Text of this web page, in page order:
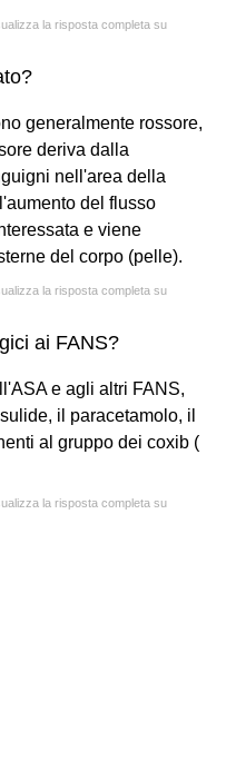
la risposta completa su
generalmente rossore,
deriva dalla
nell'area della
del flusso
e viene
del corpo (pelle).
la risposta completa su
ai FANS?
e agli altri FANS,
il paracetamolo, il
al gruppo dei coxib (
la risposta completa su